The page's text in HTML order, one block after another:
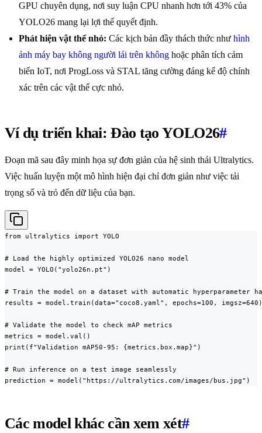
GPU chuyên dụng, nơi suy luận CPU nhanh hơn tới 43% của
YOLO26 mang lại lợi thế quyết định.
Phát hiện vật thể nhỏ: Các kịch bản đầy thách thức như hình
ảnh máy bay không người lái trên không hoặc phân tích cảm
biến IoT, nơi ProgLoss và STAL tăng cường đáng kể độ chính
xác trên các vật thể cực nhỏ.
Ví dụ triển khai: Đào tạo YOLO26#
Đoạn mã sau đây minh họa sự đơn giản của hệ sinh thái Ultralytics.
Việc huấn luyện một mô hình hiện đại chỉ đơn giản như việc tải
trọng số và trỏ đến dữ liệu của bạn.
from ultralytics import YOLO
# Load the highly optimized YOLO26 nano model
model = YOLO("yolo26n.pt")
# Train the model on a dataset with automatic hyperparameter
results = model.train(data="coco8.yaml", epochs=100, imgsz=640)
# Validate the model to check mAP metrics
metrics = model.val()
print(f"Validation mAP50-95: {metrics.box.map}")
# Run inference on a test image seamlessly
prediction = model("https://ultralytics.com/images/bus.jpg")
Các model khác cần xem xét#